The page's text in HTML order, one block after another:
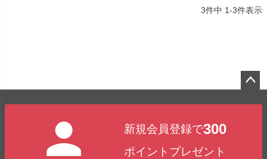
3件中 1-3件表示
新規会員登録で300
ポイントプレゼント